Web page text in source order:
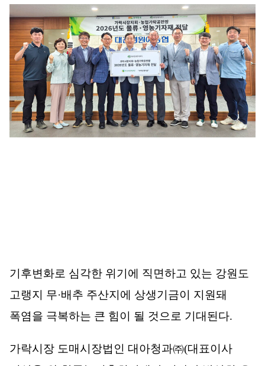
기후변화로 심각한 위기에 직면하고 있는 강원도
고랭지 무·배추 주산지에 상생기금이 지원돼
폭염을 극복하는 큰 힘이 될 것으로 기대된다.
가락시장 도매시장법인 대아청과㈜(대표이사